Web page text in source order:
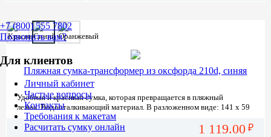
Пляжная сумка-трансформер из оксфорда 210d, синяя
Удобная и красивая сумка, которая превращается в пляжный
лежак. Водооталкивающий материал. В разложенном виде: 141 х 59
см
1 119.00 ₽
+7 (800)555 7802
Позвонить вам?
Для клиентов
Личный кабинет
Частые вопросы
Контакты
Требования к макетам
Расчитать сумку онлайн